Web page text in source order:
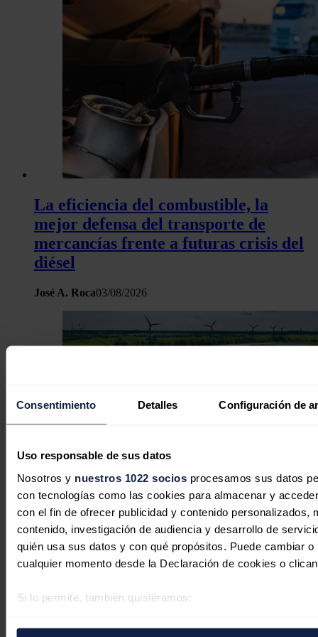
Consentimiento Detalles Configuración de
Uso responsable de sus datos
Nosotros y nuestros 1022 sociosprocesamos sus datos
con tecnologías como las cookies para almacenar y
con el fin de ofrecer publicidad y contenido personalizados,
contenido, investigación de audiencia y desarrollo de
quién usa sus datos y con qué propósitos. Puede cambiar
cualquier momento desde la Declaración de cookies o
Si lo permite, también quisiéramos:
La eficiencia del combustible, la
mejor defensa del transporte de
mercancías frente a futuras crisis del
diésel
José A. Roca03/08/2026
La expansión de la energía solar, la
eólica y las bombas de calor podría
ahorrar a la UE el doble del gas que
prevé importar de Catar en 2030
José A. Roca
No hay comentarios